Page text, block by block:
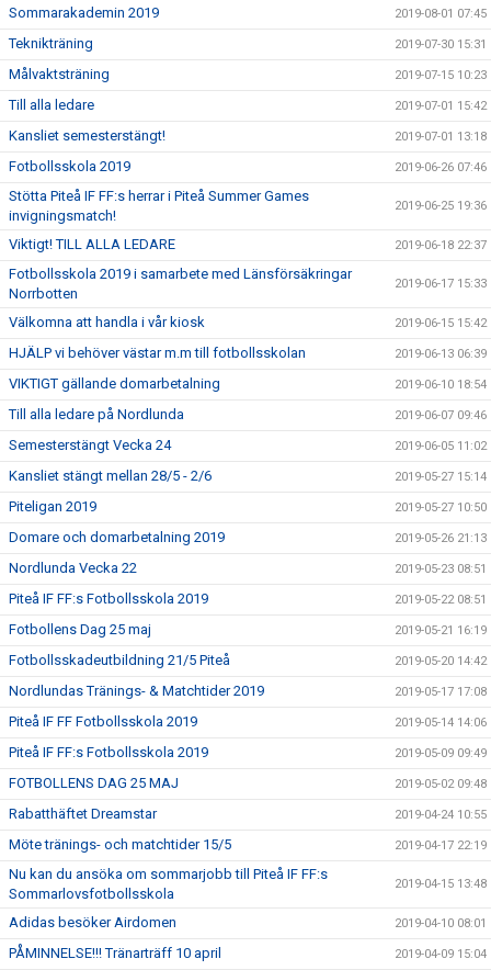
Sommarakademin 2019 2019-08-01 07:45
Teknikträning 2019-07-30 15:31
Målvaktsträning 2019-07-15 10:23
Till alla ledare 2019-07-01 15:42
Kansliet semesterstängt! 2019-07-01 13:18
Fotbollsskola 2019 2019-06-26 07:46
Stötta Piteå IF FF:s herrar i Piteå Summer Games
invigningsmatch!
2019-06-25 19:36
Viktigt! TILL ALLA LEDARE 2019-06-18 22:37
Fotbollsskola 2019 i samarbete med Länsförsäkringar
Norrbotten
2019-06-17 15:33
Välkomna att handla i vår kiosk 2019-06-15 15:42
HJÄLP vi behöver västar m.m till fotbollsskolan 2019-06-13 06:39
VIKTIGT gällande domarbetalning 2019-06-10 18:54
Till alla ledare på Nordlunda 2019-06-07 09:46
Semesterstängt Vecka 24 2019-06-05 11:02
Kansliet stängt mellan 28/5 - 2/6 2019-05-27 15:14
Piteligan 2019 2019-05-27 10:50
Domare och domarbetalning 2019 2019-05-26 21:13
Nordlunda Vecka 22 2019-05-23 08:51
Piteå IF FF:s Fotbollsskola 2019 2019-05-22 08:51
Fotbollens Dag 25 maj 2019-05-21 16:19
Fotbollsskadeutbildning 21/5 Piteå 2019-05-20 14:42
Nordlundas Tränings- & Matchtider 2019 2019-05-17 17:08
Piteå IF FF Fotbollsskola 2019 2019-05-14 14:06
Piteå IF FF:s Fotbollsskola 2019 2019-05-09 09:49
FOTBOLLENS DAG 25 MAJ 2019-05-02 09:48
Rabatthäftet Dreamstar 2019-04-24 10:55
Möte tränings- och matchtider 15/5 2019-04-17 22:19
Nu kan du ansöka om sommarjobb till Piteå IF FF:s
Sommarlovsfotbollsskola
2019-04-15 13:48
Adidas besöker Airdomen 2019-04-10 08:01
PÅMINNELSE!!! Tränarträff 10 april 2019-04-09 15:04